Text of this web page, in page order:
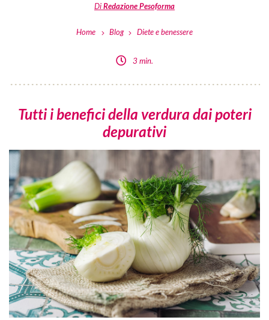
DiRedazione Pesoforma
Home Blog Diete e benessere
3 min.
Tutti i benefici della verdura dai poteri
depurativi